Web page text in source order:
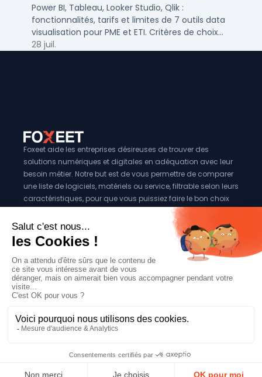
Studio, Tableau vs Power BI et
autres
Power BI, Tableau, Looker Studio, Qlik :
fonctionnalités, tarifs et limites de 7 outils data
visualisation pour PME et ETI. Critères de choix
selon votre SI et vos cas d'usage.
28 juil.
Foxeet aide les entreprises désireuses de trouver des
solutions numériques et digitales en adéquation avec leur
besoin métier. Notre but est de vous permettre de comparer
une liste de logiciels, matériels ou service, filtrable selon leurs
caractéristiques, pour que vous puissiez faire le bon choix
Vous êtes éditeur?
Se référencer sur Foxeet
Réseaux
Mentions légales